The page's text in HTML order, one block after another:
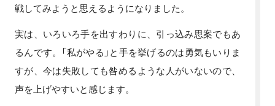
戦してみようと思えるようになりました。
実は、いろいろ手を出すわりに、引っ込み思案でもあ
るんです。「私がやる」と手を挙げるのは勇気もいりま
すが、今は失敗しても咎めるような人がいないので、
声を上げやすいと感じます。